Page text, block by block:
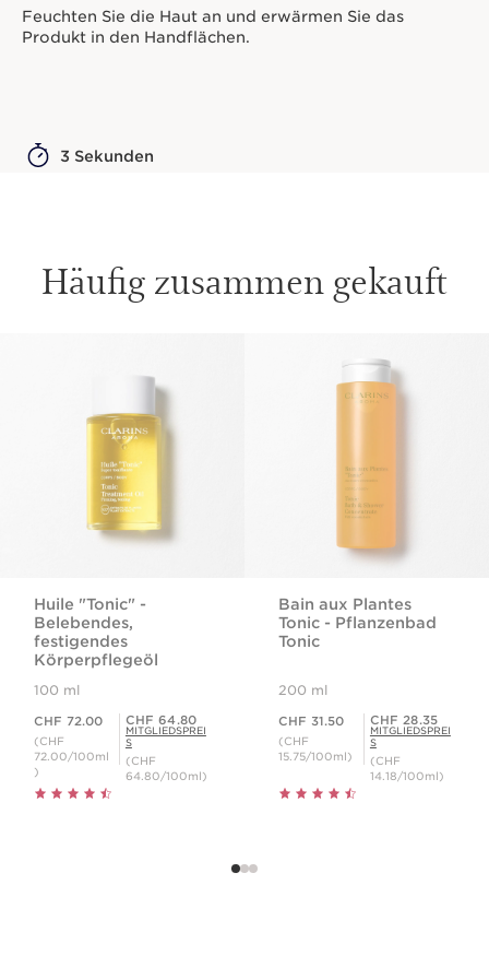
Feuchten Sie die Haut an und erwärmen Sie das
Produkt in den Handflächen.
3 Sekunden
Häufig zusammen gekauft
Huile "Tonic" -
Belebendes,
festigendes
Körperpflegeöl
100 ml
CHF 72.00
(CHF
72.00/100ml
)
Mitgliederpreis CHF 64.80
CHF 64.80
MITGLIEDSPREI
S
(CHF
64.80/100ml)
Bain aux Plantes
Tonic - Pflanzenbad
Tonic
200 ml
CHF 31.50
(CHF
15.75/100ml)
Mitgliederpreis CHF 28.35
CHF 28.35
MITGLIEDSPREI
S
(CHF
14.18/100ml)